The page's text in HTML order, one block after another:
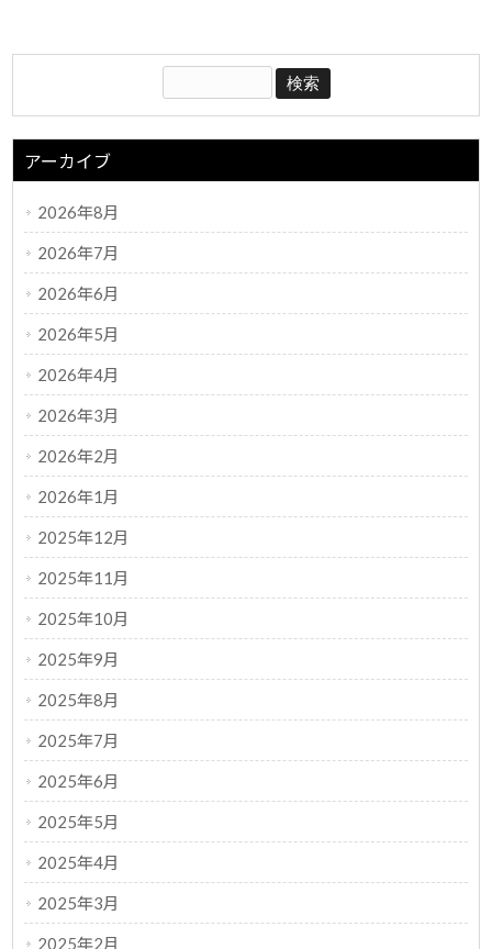
アーカイブ
2026年8月
2026年7月
2026年6月
2026年5月
2026年4月
2026年3月
2026年2月
2026年1月
2025年12月
2025年11月
2025年10月
2025年9月
2025年8月
2025年7月
2025年6月
2025年5月
2025年4月
2025年3月
2025年2月